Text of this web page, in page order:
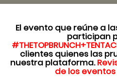
El evento que reúne a
participan
clientes quienes las
nuestra plataforma.
de los